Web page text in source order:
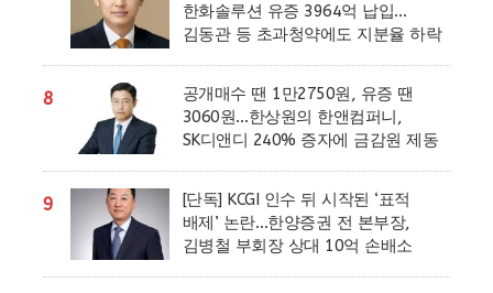
한화솔루션 유증 3964억 납입…
김동관 등 초과청약에도 지분율 하락
8
공개매수 땐 1만2750원, 유증 땐
3060원…한상원의 한앤컴퍼니,
SK디앤디 240% 증자에 금감원 제동
9
[단독] KCGI 인수 뒤 시작된 ‘표적
배제’ 논란…한양증권 전 본부장,
김병철 부회장 상대 10억 손배소